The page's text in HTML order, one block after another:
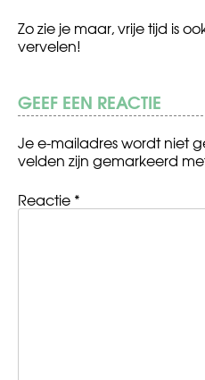
Zo zie je maar, vrije tijd is
vervelen!
GEEF EEN REACTIE
Je e-mailadres wordt niet
velden zijn gemarkeerd
Reactie *